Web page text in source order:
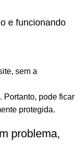
e funcionando
sem a
Portanto, pode ficar
protegida.
problema,